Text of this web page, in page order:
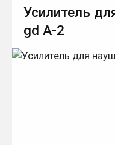
Усилитель
gd A-2